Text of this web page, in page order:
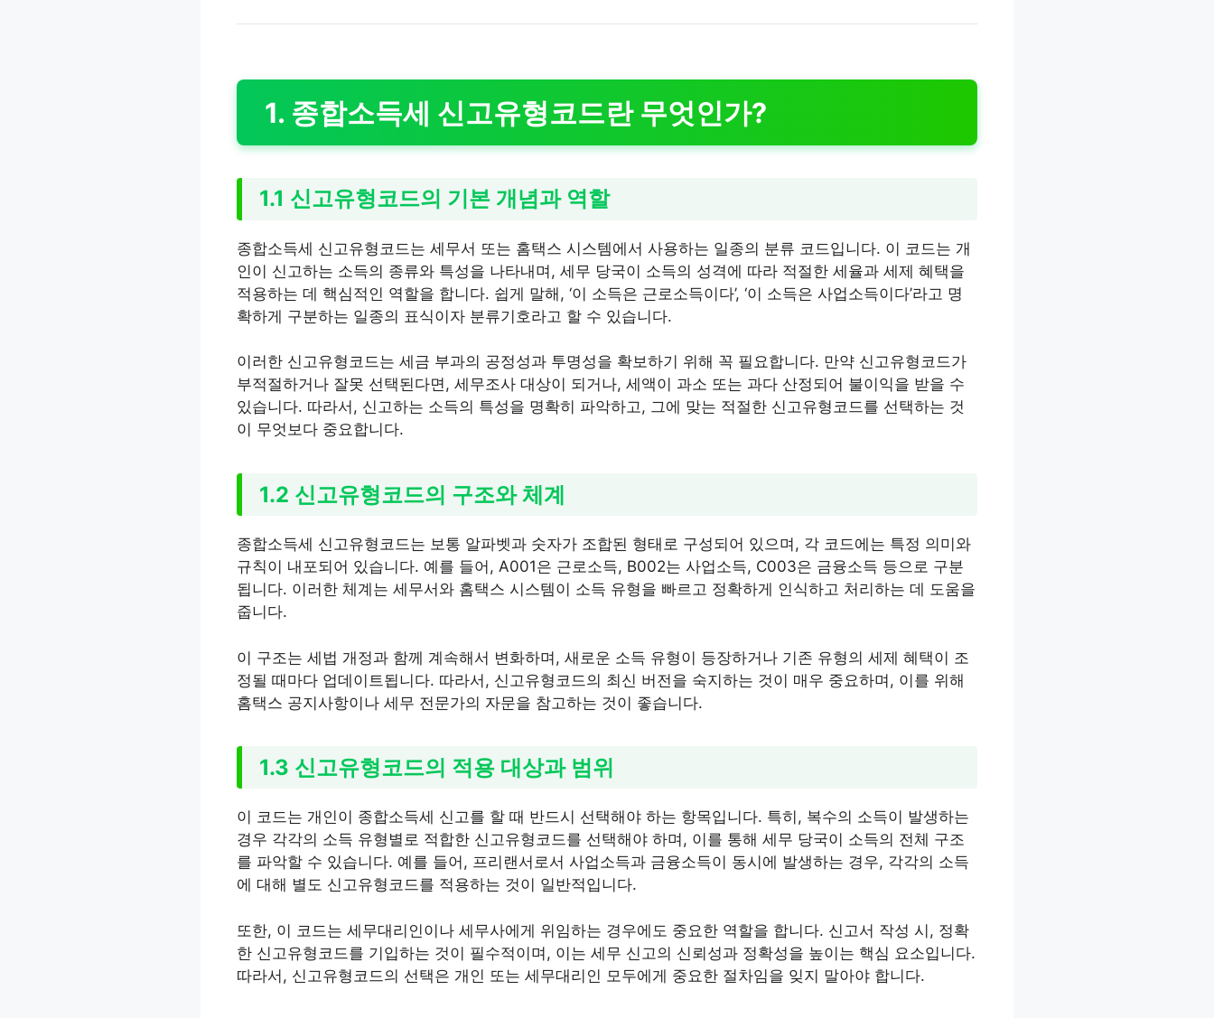
1. 종합소득세 신고유형코드란 무엇인가?
1.1 신고유형코드의 기본 개념과 역할
종합소득세 신고유형코드는 세무서 또는 홈택스 시스템에서 사용하는 일종의 분류 코드입니다. 이 코드는 개
인이 신고하는 소득의 종류와 특성을 나타내며, 세무 당국이 소득의 성격에 따라 적절한 세율과 세제 혜택을
적용하는 데 핵심적인 역할을 합니다. 쉽게 말해, ‘이 소득은 근로소득이다’, ‘이 소득은 사업소득이다’라고 명
확하게 구분하는 일종의 표식이자 분류기호라고 할 수 있습니다.
이러한 신고유형코드는 세금 부과의 공정성과 투명성을 확보하기 위해 꼭 필요합니다. 만약 신고유형코드가
부적절하거나 잘못 선택된다면, 세무조사 대상이 되거나, 세액이 과소 또는 과다 산정되어 불이익을 받을 수
있습니다. 따라서, 신고하는 소득의 특성을 명확히 파악하고, 그에 맞는 적절한 신고유형코드를 선택하는 것
이 무엇보다 중요합니다.
1.2 신고유형코드의 구조와 체계
종합소득세 신고유형코드는 보통 알파벳과 숫자가 조합된 형태로 구성되어 있으며, 각 코드에는 특정 의미와
규칙이 내포되어 있습니다. 예를 들어, A001은 근로소득, B002는 사업소득, C003은 금융소득 등으로 구분
됩니다. 이러한 체계는 세무서와 홈택스 시스템이 소득 유형을 빠르고 정확하게 인식하고 처리하는 데 도움을
줍니다.
이 구조는 세법 개정과 함께 계속해서 변화하며, 새로운 소득 유형이 등장하거나 기존 유형의 세제 혜택이 조
정될 때마다 업데이트됩니다. 따라서, 신고유형코드의 최신 버전을 숙지하는 것이 매우 중요하며, 이를 위해
홈택스 공지사항이나 세무 전문가의 자문을 참고하는 것이 좋습니다.
1.3 신고유형코드의 적용 대상과 범위
이 코드는 개인이 종합소득세 신고를 할 때 반드시 선택해야 하는 항목입니다. 특히, 복수의 소득이 발생하는
경우 각각의 소득 유형별로 적합한 신고유형코드를 선택해야 하며, 이를 통해 세무 당국이 소득의 전체 구조
를 파악할 수 있습니다. 예를 들어, 프리랜서로서 사업소득과 금융소득이 동시에 발생하는 경우, 각각의 소득
에 대해 별도 신고유형코드를 적용하는 것이 일반적입니다.
또한, 이 코드는 세무대리인이나 세무사에게 위임하는 경우에도 중요한 역할을 합니다. 신고서 작성 시, 정확
한 신고유형코드를 기입하는 것이 필수적이며, 이는 세무 신고의 신뢰성과 정확성을 높이는 핵심 요소입니다.
따라서, 신고유형코드의 선택은 개인 또는 세무대리인 모두에게 중요한 절차임을 잊지 말아야 합니다.